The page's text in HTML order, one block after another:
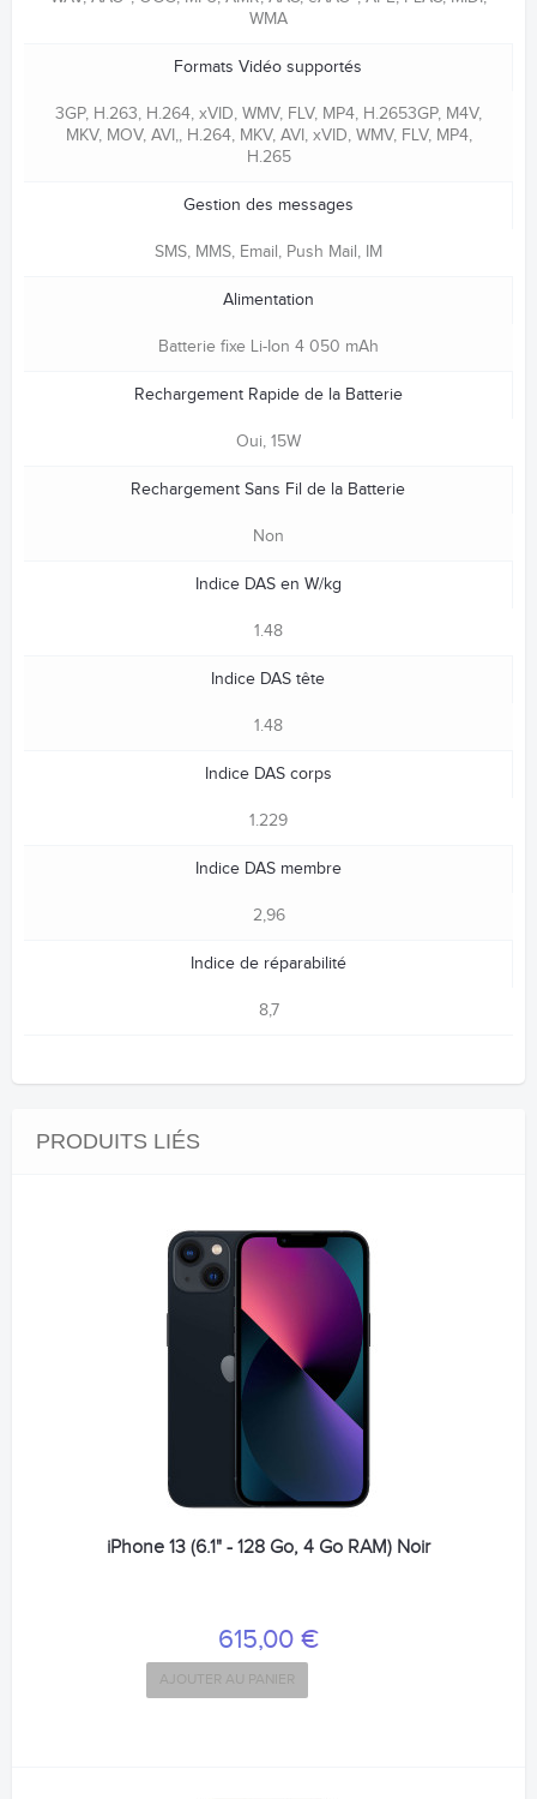
WMA
Formats Vidéo supportés
3GP, H.263, H.264, xVID, WMV, FLV, MP4, H.2653GP, M4V,
MKV, MOV, AVI,, H.264, MKV, AVI, xVID, WMV, FLV, MP4,
H.265
Gestion des messages
SMS, MMS, Email, Push Mail, IM
Alimentation
Batterie fixe Li-Ion 4 050 mAh
Rechargement Rapide de la Batterie
Oui, 15W
Rechargement Sans Fil de la Batterie
Non
Indice DAS en W/kg
1.48
Indice DAS tête
1.48
Indice DAS corps
1.229
Indice DAS membre
2,96
Indice de réparabilité
8,7
PRODUITS LIÉS
iPhone 13 (6.1" - 128 Go, 4 Go RAM) Noir
615,00 €
AJOUTER AU PANIER